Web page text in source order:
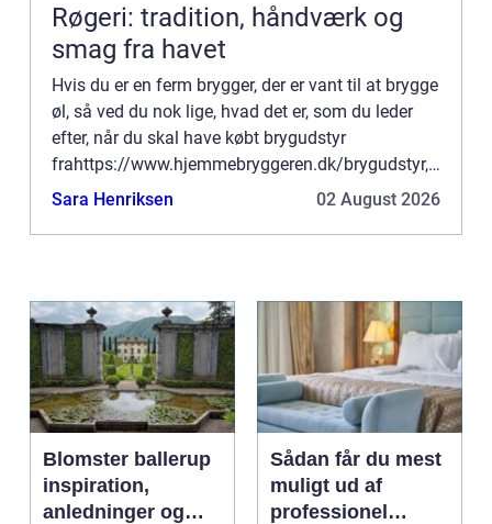
Røgeri: tradition, håndværk og
smag fra havet
Hvis du er en ferm brygger, der er vant til at brygge
øl, så ved du nok lige, hvad det er, som du leder
efter, når du skal have købt brygudstyr
frahttps://www.hjemmebryggeren.dk/brygudstyr,
hvor mange af gode grunde vælger at gøre det.
Sara Henriksen 02 August 2026
Blomster ballerup
inspiration,
anledninger og
Sådan får du mest
muligt ud af
professionel